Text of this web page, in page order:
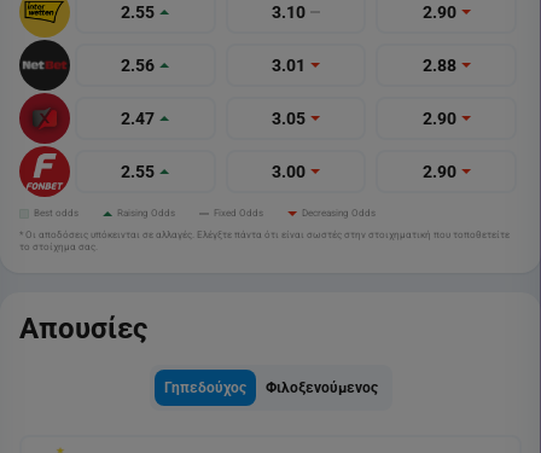
2.55 3.10 2.90
2.56 3.01 2.88
2.47 3.05 2.90
2.55 3.00 2.90
Best odds Raising Odds Fixed Odds
Decreasing Odds
* Οι αποδόσεις υπόκεινται σε αλλαγές. Ελέγξτε πάντα ότι είναι σωστές στην στοιχηματική που τοποθετείτε
το στοίχημα σας.
Απουσίες
Γηπεδούχος Φιλοξενούμενος